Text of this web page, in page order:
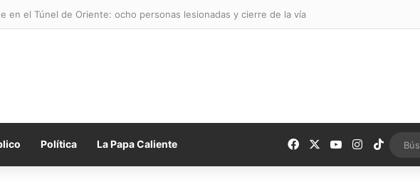
en el Túnel de Oriente: ocho personas lesionadas y cierre de la vía
Política La Papa Caliente FacebookYouTubeInstagram
TikTok